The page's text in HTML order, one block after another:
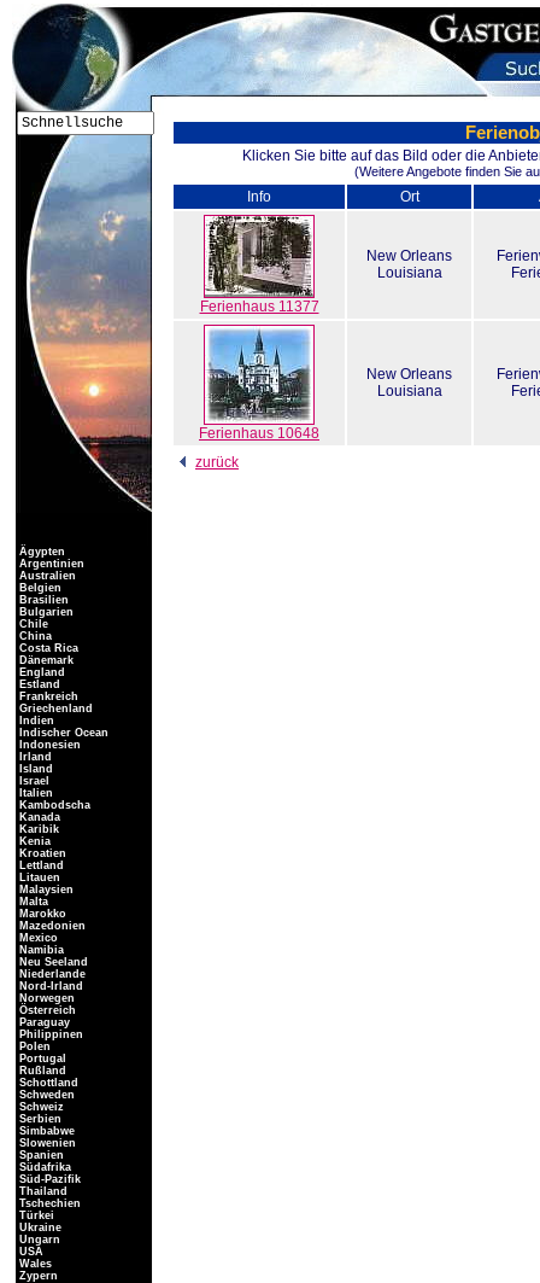
Klicken Sie bitte auf das Bild oder die
(Weitere Angebote finden Sie
Info Ort
Ferienhaus 11377
New Orleans
Louisiana
Ferienhaus 10648
New Orleans
Louisiana
zurück
Ägypten
Argentinien
Australien
Belgien
Brasilien
Bulgarien
Chile
China
Costa Rica
Dänemark
England
Estland
Frankreich
Griechenland
Indien
Indischer Ocean
Indonesien
Irland
Island
Israel
Italien
Kambodscha
Kanada
Karibik
Kenia
Kroatien
Lettland
Litauen
Malaysien
Malta
Marokko
Mazedonien
Mexico
Namibia
Neu Seeland
Niederlande
Nord-Irland
Norwegen
Österreich
Paraguay
Philippinen
Polen
Portugal
Rußland
Schottland
Schweden
Schweiz
Serbien
Simbabwe
Slowenien
Spanien
Südafrika
Süd-Pazifik
Thailand
Tschechien
Türkei
Ukraine
Ungarn
USA
Wales
Zypern